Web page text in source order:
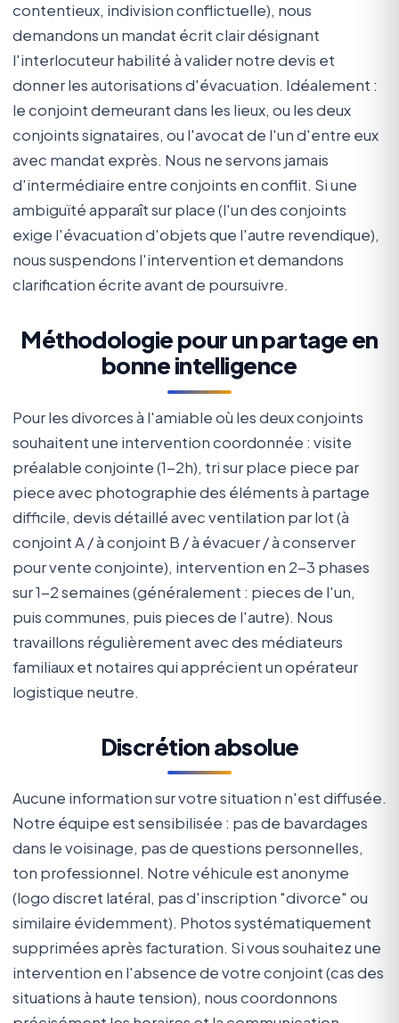
contentieux, indivision conflictuelle), nous
demandons un mandat écrit clair désignant
l'interlocuteur habilité à valider notre devis et
donner les autorisations d'évacuation. Idéalement :
le conjoint demeurant dans les lieux, ou les deux
conjoints signataires, ou l'avocat de l'un d'entre eux
avec mandat exprès. Nous ne servons jamais
d'intermédiaire entre conjoints en conflit. Si une
ambiguïté apparaît sur place (l'un des conjoints
exige l'évacuation d'objets que l'autre revendique),
nous suspendons l'intervention et demandons
clarification écrite avant de poursuivre.
Méthodologie pour un partage en
bonne intelligence
Pour les divorces à l'amiable où les deux conjoints
souhaitent une intervention coordonnée : visite
préalable conjointe (1-2h), tri sur place piece par
piece avec photographie des éléments à partage
difficile, devis détaillé avec ventilation par lot (à
conjoint A / à conjoint B / à évacuer / à conserver
pour vente conjointe), intervention en 2-3 phases
sur 1-2 semaines (généralement : pieces de l'un,
puis communes, puis pieces de l'autre). Nous
travaillons régulièrement avec des médiateurs
familiaux et notaires qui apprécient un opérateur
logistique neutre.
Discrétion absolue
Aucune information sur votre situation n'est diffusée.
Notre équipe est sensibilisée : pas de bavardages
dans le voisinage, pas de questions personnelles,
ton professionnel. Notre véhicule est anonyme
(logo discret latéral, pas d'inscription "divorce" ou
similaire évidemment). Photos systématiquement
supprimées après facturation. Si vous souhaitez une
intervention en l'absence de votre conjoint (cas des
situations à haute tension), nous coordonnons